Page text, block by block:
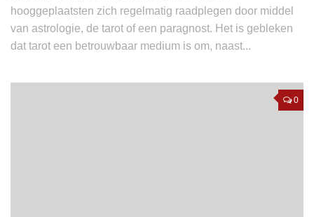
hooggeplaatsten zich regelmatig raadplegen door middel
van astrologie, de tarot of een paragnost. Het is gebleken
dat tarot een betrouwbaar medium is om, naast...
0